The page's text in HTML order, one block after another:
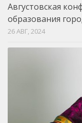
Августовская
образования
26 АВГ, 2024